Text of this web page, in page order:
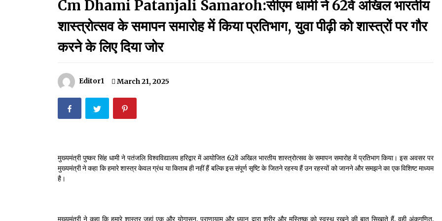
मदरसों का नाम अब्दुल कलाम के नाम पर रखने की घोषणा
December 18, 2023
September 7, 2023
Thought Of The Day 18 May
May 18, 2022
Thought Of The Day 14 May
Cm Dhami Patanjali Samaroh:सीएम धामी ने 62वें अखिल भारतीय
शास्त्रोत्सव के समापन समारोह में किया प्रतिभाग, युवा पीढ़ी को शास्त्रों पर गौर
करने के लिए दिया जोर
Editor1 March 21, 2025
मुख्यमंत्री पुष्कर सिंह धामी ने पतंजलि विश्वविद्यालय हरिद्वार में आयोजित 62वें अखिल भारतीय शास्त्रोत्सव के समापन समारोह में प्रतिभाग किया। इस अवसर पर
मुख्यमंत्री ने कहा कि हमारे शास्त्र केवल ग्रंथ या किताब ही नहीं हैं बल्कि इस संपूर्ण सृष्टि के जितने रहस्य हैं उन रहस्यों को जानने और समझने का एक विशिष्ट माध्यम
है।
मुख्यमंत्री ने कहा कि हमारे शास्त्र जहां एक और योगासन, प्राणायाम और ध्यान द्वारा शरीर और मस्तिष्क को स्वस्थ रखने की बात सिखाते हैं, वही अंकगणित,